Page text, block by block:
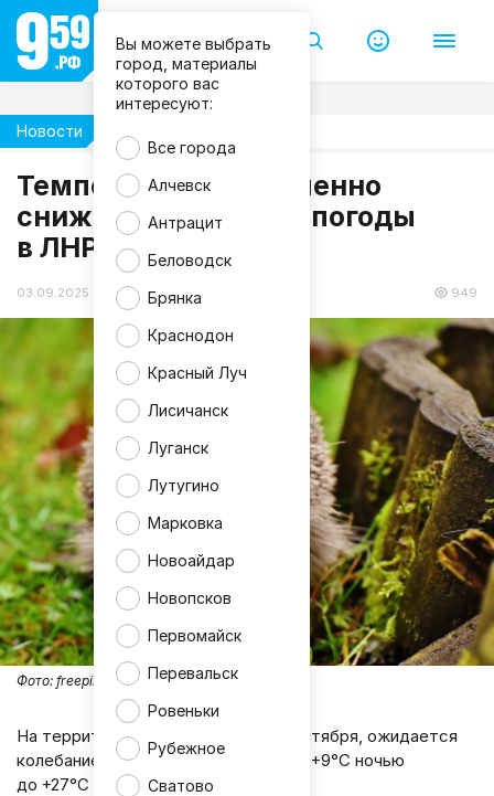
Вы можете выбрать
город, материалы
которого вас
интересуют:
Все города
Алчевск
Антрацит
Беловодск
Брянка
Краснодон
Красный Луч
Лисичанск
Луганск
Лутугино
Марковка
Новоайдар
Новопсков
Первомайск
Перевальск
Ровеньки
Рубежное
Сватово
Новости
Температура постепенно
снижается. Прогноз погоды
в ЛНР на 4 сентября
03.09.2025 19:22 949
Фото: freepik
На территории ЛНР в четверг, 4 сентября, ожидается
колебание температуры воздуха от +9°С ночью
до +27°С днём.